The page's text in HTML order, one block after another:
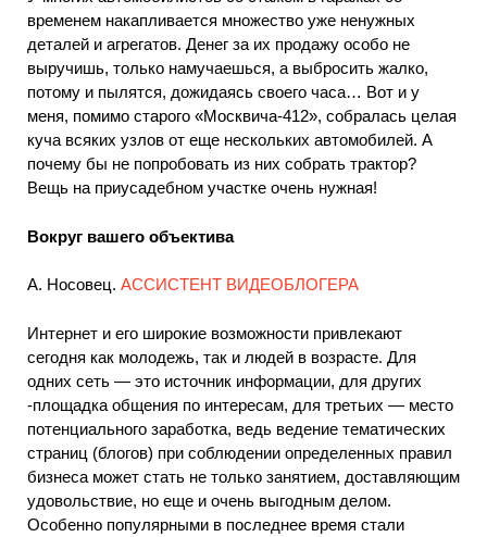
временем накапливается множество уже ненужных
деталей и агрегатов. Денег за их продажу особо не
выручишь, только намучаешься, а выбросить жалко,
потому и пылятся, дожидаясь своего часа… Вот и у
меня, помимо старого «Москвича-412», собралась целая
куча всяких узлов от еще нескольких автомобилей. А
почему бы не попробовать из них собрать трактор?
Вещь на приусадебном участке очень нужная!
Вокруг вашего объектива
А. Носовец. АССИСТЕНТ ВИДЕОБЛОГЕРА
Интернет и его широкие возможности привлекают
сегодня как молодежь, так и людей в возрасте. Для
одних сеть — это источник информации, для других
-площадка общения по интересам, для третьих — место
потенциального заработка, ведь ведение тематических
страниц (блогов) при соблюдении определенных правил
бизнеса может стать не только занятием, доставляющим
удовольствие, но еще и очень выгодным делом.
Особенно популярными в последнее время стали